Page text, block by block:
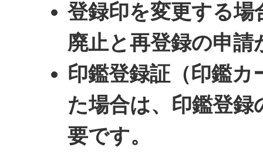
登録印を変更する場
廃止と再登録の申請
印鑑登録証（印鑑カ
た場合は、印鑑登録
要です。